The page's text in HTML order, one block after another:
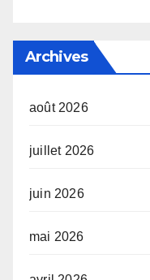
Archives
août 2026
juillet 2026
juin 2026
mai 2026